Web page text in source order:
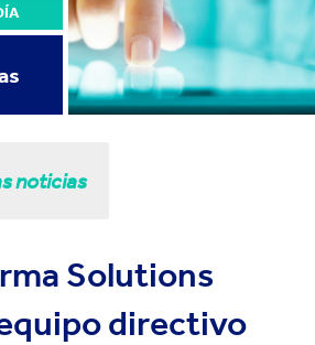
noticias
Solutions
directivo